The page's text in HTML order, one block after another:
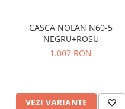
CASCA NOLAN N60-5
NEGRU+ROSU
1.007 RON
VEZI VARIANTE